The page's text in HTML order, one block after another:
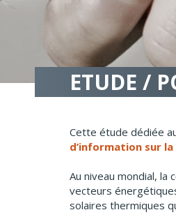
ETUDE /
Cette étude dédiée
d’information sur
Au niveau mondial,
vecteurs
solaires thermiques